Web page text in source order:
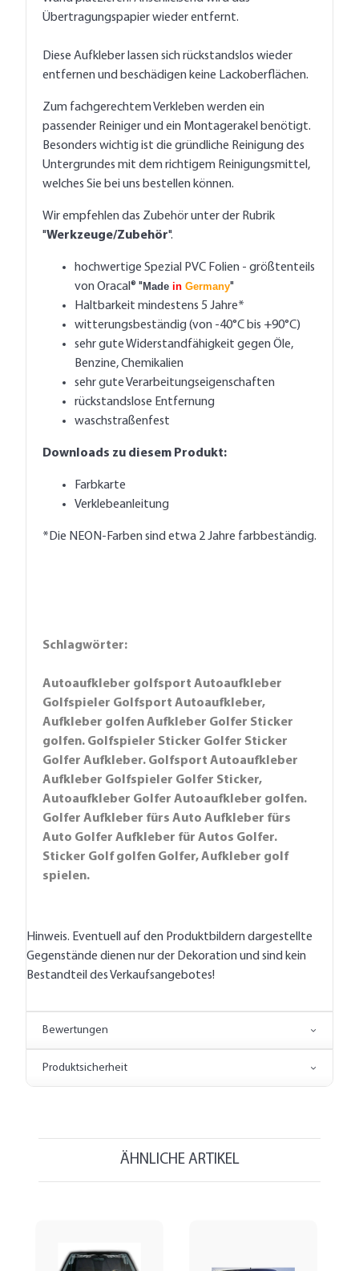
Übertragungspapier wieder entfernt.
Diese Aufkleber lassen sich rückstandslos wieder
entfernen und beschädigen keine Lackoberflächen.
Zum fachgerechtem Verkleben werden ein
passender Reiniger und ein Montagerakel benötigt.
Besonders wichtig ist die gründliche Reinigung des
Untergrundes mit dem richtigem Reinigungsmittel,
welches Sie bei uns bestellen können.
Wir empfehlen das Zubehör unter der Rubrik
"Werkzeuge/Zubehör".
hochwertige Spezial PVC Folien - größtenteils
von Oracal® " Made in Germany"
Haltbarkeit mindestens 5 Jahre*
witterungsbeständig (von -40°C bis +90°C)
sehr gute Widerstandfähigkeit gegen Öle,
Benzine, Chemikalien
sehr gute Verarbeitungseigenschaften
rückstandslose Entfernung
waschstraßenfest
Downloads zu diesem Produkt:
Farbkarte
Verklebeanleitung
*Die NEON-Farben sind etwa 2 Jahre farbbeständig.
Schlagwörter:
Autoaufkleber golfsport Autoaufkleber
Golfspieler Golfsport Autoaufkleber,
Aufkleber golfen Aufkleber Golfer Sticker
golfen. Golfspieler Sticker Golfer Sticker
Golfer Aufkleber. Golfsport Autoaufkleber
Aufkleber Golfspieler Golfer Sticker,
Autoaufkleber Golfer Autoaufkleber golfen.
Golfer Aufkleber fürs Auto Aufkleber fürs
Auto Golfer Aufkleber für Autos Golfer.
Sticker Golf golfen Golfer, Aufkleber golf
spielen.
Hinweis. Eventuell auf den Produktbildern dargestellte
Gegenstände dienen nur der Dekoration und sind kein
Bestandteil des Verkaufsangebotes!
Bewertungen
Produktsicherheit
ÄHNLICHE ARTIKEL